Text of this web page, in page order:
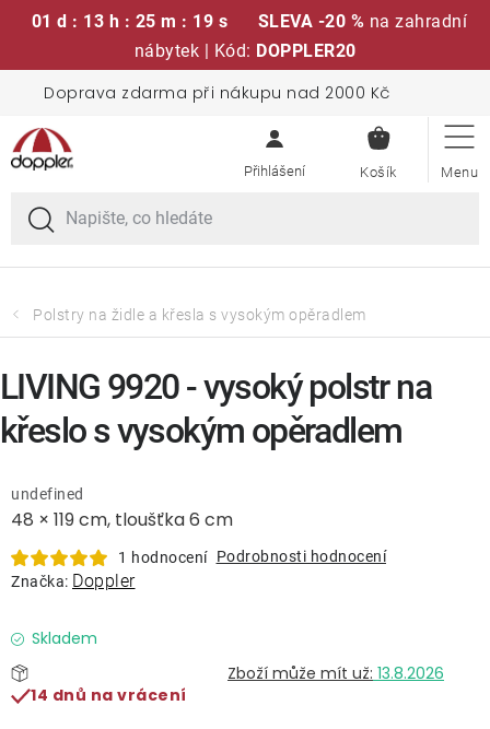
01 d : 13 h : 25 m : 18 s SLEVA -20 % na zahradní
nábytek | Kód: DOPPLER20
obsah
Doprava zdarma při nákupu nad 2000 Kč
KOŠÍK
Sedací soupravy
Slunečníky
Křesla a židle
Lavice a houpačky
Lehátka
Doplňky
Deštníky
Gastro produkty
Polstry na židle a křesla s vysokým opěradlem
48 × 119 cm, tloušťka 6 cm
undefined
1 hodnocení Podrobnosti hodnocení
Značka: Doppler
Skladem
13.8.2026
14 dnů na vrácení
LIVING 9920 - vysoký polstr na
křeslo s vysokým opěradlem